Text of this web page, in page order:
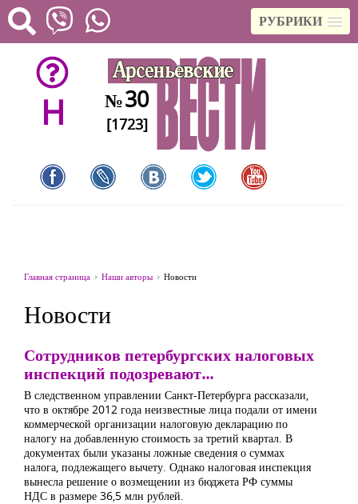
РУБРИКИ
H №30
[1723]
Главная страница Наши авторы Новости
Новости
Сотрудников петербургских налоговых
инспекций подозревают...
В следственном управлении Санкт-Петербурга рассказали,
что в октябре 2012 года неизвестные лица подали от имени
коммерческой организации налоговую декларацию по
налогу на добавленную стоимость за третий квартал. В
документах были указаны ложные сведения о суммах
налога, подлежащего вычету. Однако налоговая инспекция
вынесла решение о возмещении из бюджета РФ суммы
НДС в размере 36,5 млн рублей.